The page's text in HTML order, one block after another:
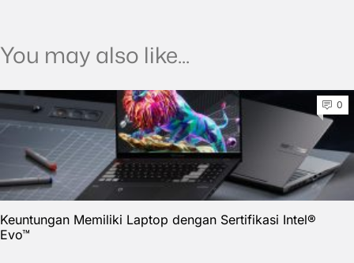
You may also like...
0
Keuntungan Memiliki Laptop dengan Sertifikasi Intel®
Evo™